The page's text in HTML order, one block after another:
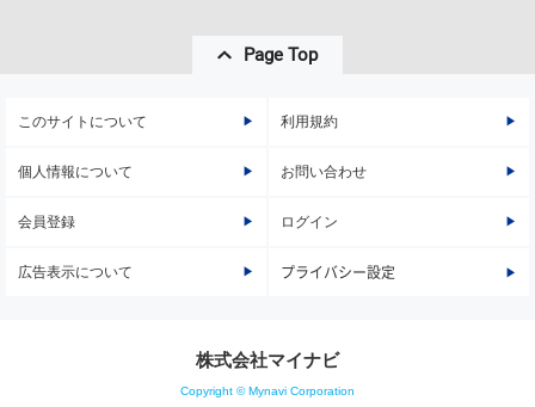
Page Top
このサイトについて 利用規約
個人情報について お問い合わせ
会員登録 ログイン
広告表示について プライバシー設定
株式会社マイナビ
Copyright © Mynavi Corporation